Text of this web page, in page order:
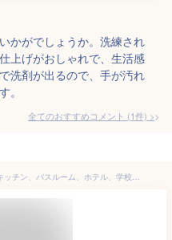
かがでしょうか。洗練され
上げがおしゃれで、生活感
洗剤が出るので、手が汚れ
。
全てのおすすめコメント (1件) >
GULICA自動石鹸ディスペンサー、キッチン、バスルーム、ホテル、学校用のタッチレス液体石鹸ディスペンサー、赤外線モーションセンサー付き、防水、シルバー400ml /13oz